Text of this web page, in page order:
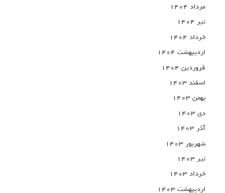
مرداد ۱۴۰۴
تیر ۱۴۰۴
خرداد ۱۴۰۴
اردیبهشت ۱۴۰۴
فروردین ۱۴۰۴
اسفند ۱۴۰۳
بهمن ۱۴۰۳
دی ۱۴۰۳
آذر ۱۴۰۳
شهریور ۱۴۰۳
تیر ۱۴۰۳
خرداد ۱۴۰۳
اردیبهشت ۱۴۰۳